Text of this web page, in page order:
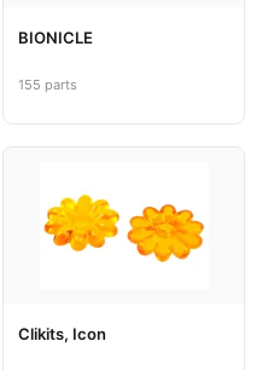
BIONICLE
155 parts
Clikits, Icon